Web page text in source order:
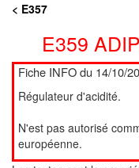
< E357
E359
Fiche INFO du 14/10/
Régulateur d'acidité.
N'est pas autorisé
européenne.